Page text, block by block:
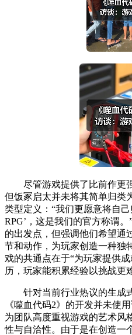
尽管游戏提供了比前作更
但饭冢启太并未将其简单归类
类型定义：“我们更愿意将自
RPG’，这是我们的官方称谓
的出发点，但强调他们希望通
节和动作，为玩家创造一种独
戏的共通点在于“为玩家提供
历，玩家能积累经验以挑战更
针对当前行业热议的生成
《噬血代码2》的开发并未使
为团队高度重视游戏的艺术风
性与自洽性。由于是在创造一